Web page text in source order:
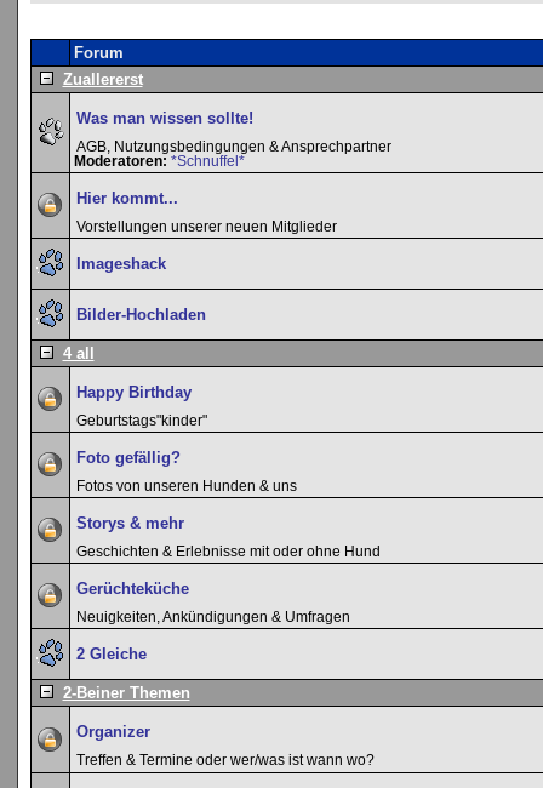
Forum
Zuallererst
Was man wissen sollte!
AGB, Nutzungsbedingungen & Ansprechpartner
Moderatoren: *Schnuffel*
Hier kommt...
Vorstellungen unserer neuen Mitglieder
Imageshack
Bilder-Hochladen
4 all
Happy Birthday
Geburtstags"kinder"
Foto gefällig?
Fotos von unseren Hunden & uns
Storys & mehr
Geschichten & Erlebnisse mit oder ohne Hund
Gerüchteküche
Neuigkeiten, Ankündigungen & Umfragen
2 Gleiche
2-Beiner Themen
Organizer
Treffen & Termine oder wer/was ist wann wo?